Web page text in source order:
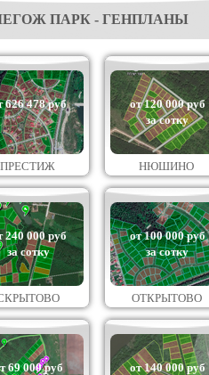
ПАРК - ГЕНПЛАНЫ
626 478 руб
ПРЕСТИЖ
от 120 000 руб
за сотку
НЮШИНО
240 000 руб
за сотку
от 100 000 руб
за сотку
ОТКРЫТОВО
69 000 руб
от 140 000 руб